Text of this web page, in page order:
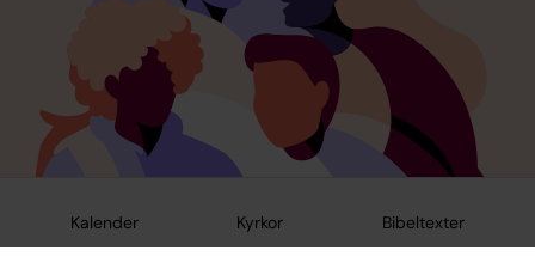
Kalender Kyrkor Bibeltexter